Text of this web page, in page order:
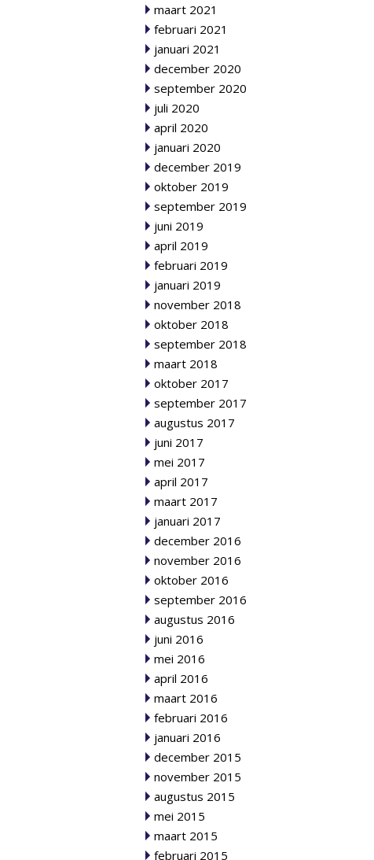
maart 2021
februari 2021
januari 2021
december 2020
september 2020
juli 2020
april 2020
januari 2020
december 2019
oktober 2019
september 2019
juni 2019
april 2019
februari 2019
januari 2019
november 2018
oktober 2018
september 2018
maart 2018
oktober 2017
september 2017
augustus 2017
juni 2017
mei 2017
april 2017
maart 2017
januari 2017
december 2016
november 2016
oktober 2016
september 2016
augustus 2016
juni 2016
mei 2016
april 2016
maart 2016
februari 2016
januari 2016
december 2015
november 2015
augustus 2015
mei 2015
maart 2015
februari 2015